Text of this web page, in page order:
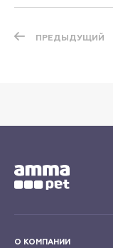
ПРЕДЫДУЩИЙ
О КОМПАНИИ